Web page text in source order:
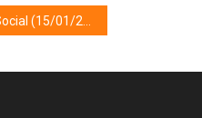
Bienestar Social (15/01/20)